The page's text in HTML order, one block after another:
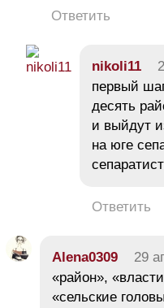
Ответить
nikoli11
первый
десять
и выйдут
на юге
Ответить
Alena0309 29
«район»,
«сельские